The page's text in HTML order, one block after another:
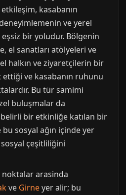
kasabanın
ve yerel
bir yoludur. Bölgenin
el sanatları atölyeleri ve
halkın ve ziyaretçilerin bir
ve kasabanın ruhunu
Bu tür samimi
buluşmalar da
bir etkinliğe katılan bir
sosyal ağın içinde yer
çeşitliliğini
noktalar arasinda
ve Girneyer alir; bu